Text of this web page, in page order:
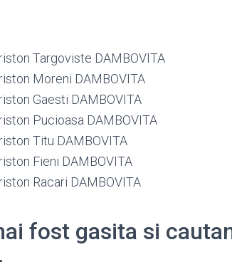
Targoviste DAMBOVITA
Moreni DAMBOVITA
Gaesti DAMBOVITA
Pucioasa DAMBOVITA
Titu DAMBOVITA
Fieni DAMBOVITA
Racari DAMBOVITA
fost gasita si